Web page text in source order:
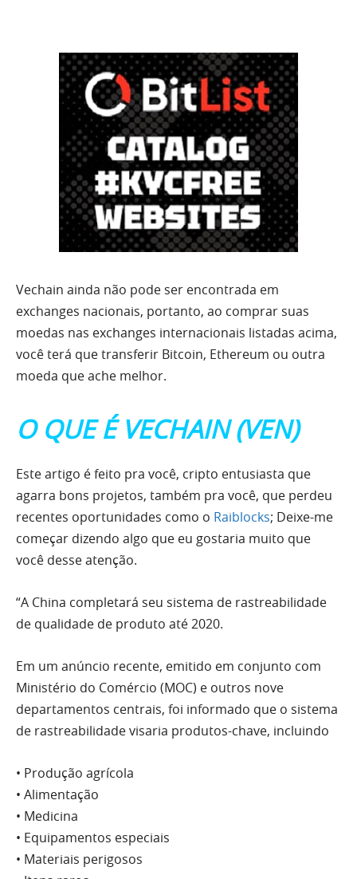
Vechain ainda não pode ser encontrada em
exchanges nacionais, portanto, ao comprar suas
moedas nas exchanges internacionais listadas acima,
você terá que transferir Bitcoin, Ethereum ou outra
moeda que ache melhor.
O QUE É VECHAIN (VEN)
Este artigo é feito pra você, cripto entusiasta que
agarra bons projetos, também pra você, que perdeu
recentes oportunidades como o Raiblocks; Deixe-me
começar dizendo algo que eu gostaria muito que
você desse atenção.
“A China completará seu sistema de rastreabilidade
de qualidade de produto até 2020.
Em um anúncio recente, emitido em conjunto com
Ministério do Comércio (MOC) e outros nove
departamentos centrais, foi informado que o sistema
de rastreabilidade visaria produtos-chave, incluindo
• Produção agrícola
• Alimentação
• Medicina
• Equipamentos especiais
• Materiais perigosos